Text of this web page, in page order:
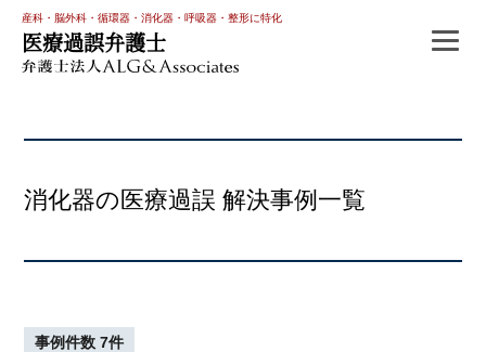
産科・脳外科・循環器・消化器・呼吸器・整形に特化
医療過誤弁護士
消化器の医療過誤 解決事例一覧
事例件数 7件